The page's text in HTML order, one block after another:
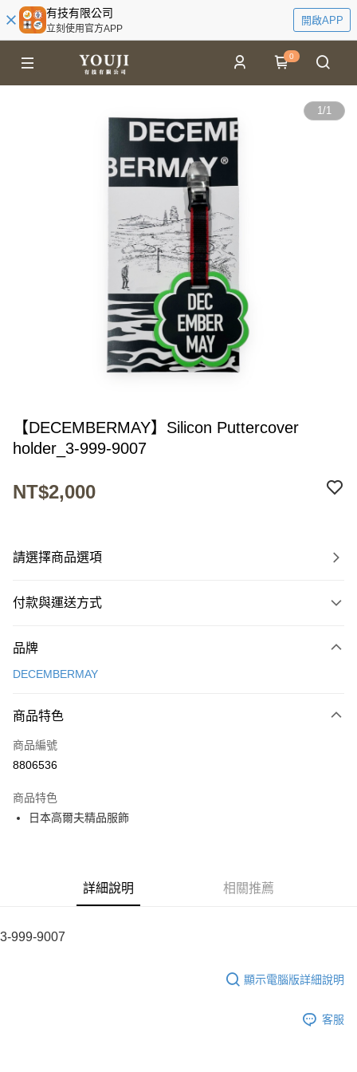
有技有限公司
立刻使用官方APP
開啟APP
0
1/1
【DECEMBERMAY】Silicon Puttercover
holder_3-999-9007
NT$2,000
請選擇商品選項
付款與運送方式
信用卡一次付款
LINE Pay
全盈+PAY
全家取貨付款
每筆NT$60
品牌
DECEMBERMAY
商品特色
商品編號
8806536
商品特色
日本高爾夫精品服飾
詳細說明 相關推薦
3-999-9007
顯示電腦版詳細說明
客服